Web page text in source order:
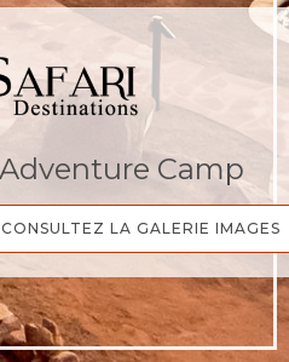
Camp
CONSULTEZ LA GALERIE IMAGES